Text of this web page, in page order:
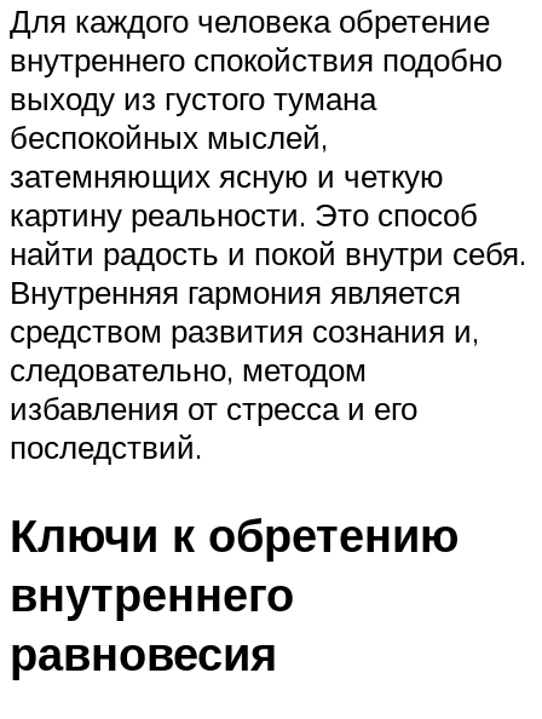
Для каждого человека обретение
внутреннего спокойствия подобно
выходу из густого тумана
беспокойных мыслей,
затемняющих ясную и четкую
картину реальности. Это способ
найти радость и покой внутри себя.
Внутренняя гармония является
средством развития сознания и,
следовательно, методом
избавления от стресса и его
последствий.
Ключи к обретению
внутреннего
равновесия